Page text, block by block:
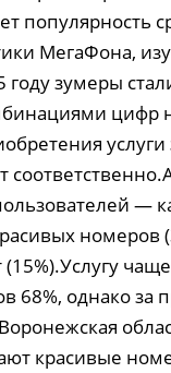
МегаФона,
зумеры
цифр
—
номеров
(15%).Услугу
68%, однако
красивые